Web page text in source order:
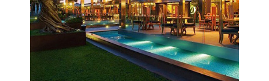
VISUALIZZA